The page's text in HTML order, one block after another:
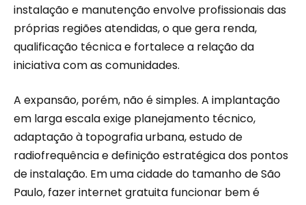
instalação e manutenção envolve profissionais das
próprias regiões atendidas, o que gera renda,
qualificação técnica e fortalece a relação da
iniciativa com as comunidades.
A expansão, porém, não é simples. A implantação
em larga escala exige planejamento técnico,
adaptação à topografia urbana, estudo de
radiofrequência e definição estratégica dos pontos
de instalação. Em uma cidade do tamanho de São
Paulo, fazer internet gratuita funcionar bem é